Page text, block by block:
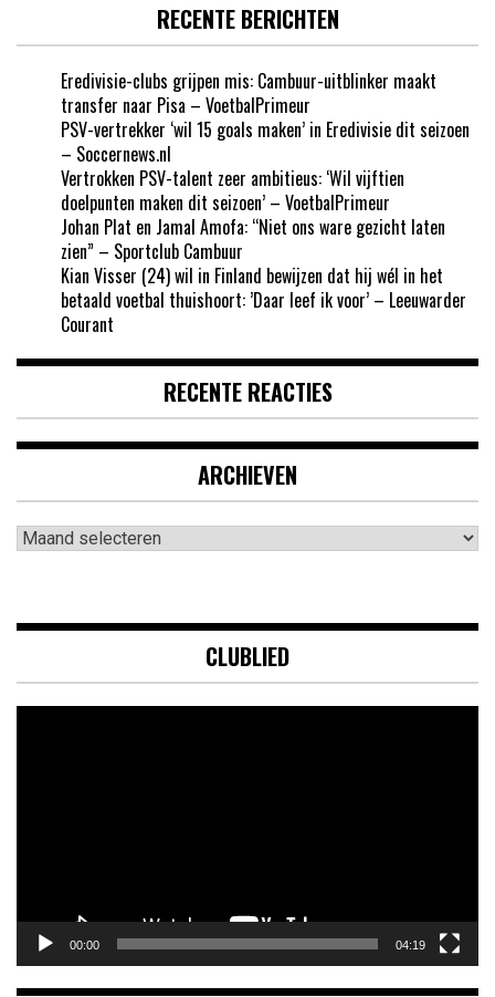
RECENTE BERICHTEN
Eredivisie-clubs grijpen mis: Cambuur-uitblinker maakt
transfer naar Pisa – VoetbalPrimeur
PSV-vertrekker ‘wil 15 goals maken’ in Eredivisie dit seizoen
– Soccernews.nl
Vertrokken PSV-talent zeer ambitieus: ‘Wil vijftien
doelpunten maken dit seizoen’ – VoetbalPrimeur
Johan Plat en Jamal Amofa: “Niet ons ware gezicht laten
zien” – Sportclub Cambuur
Kian Visser (24) wil in Finland bewijzen dat hij wél in het
betaald voetbal thuishoort: ’Daar leef ik voor’ – Leeuwarder
Courant
RECENTE REACTIES
ARCHIEVEN
Archieven
CLUBLIED
00:00 04:19